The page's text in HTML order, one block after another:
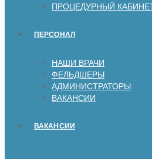
ПРОЦЕДУРНЫЙ
ПЕРСОНАЛ
НАШИ ВРАЧИ
ФЕЛЬДШЕРЫ
АДМИНИСТРАТОРЫ
ВАКАНСИИ
ВАКАНСИИ